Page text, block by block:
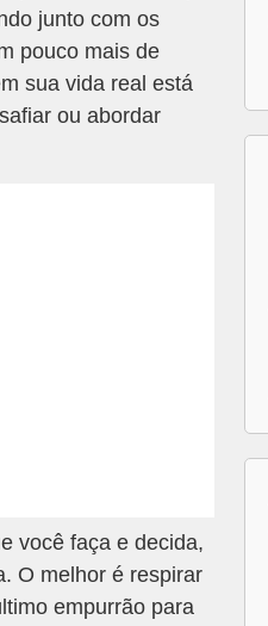
junto com os
pouco mais de
sua vida real está
ou abordar
você faça e decida,
O melhor é respirar
empurrão para